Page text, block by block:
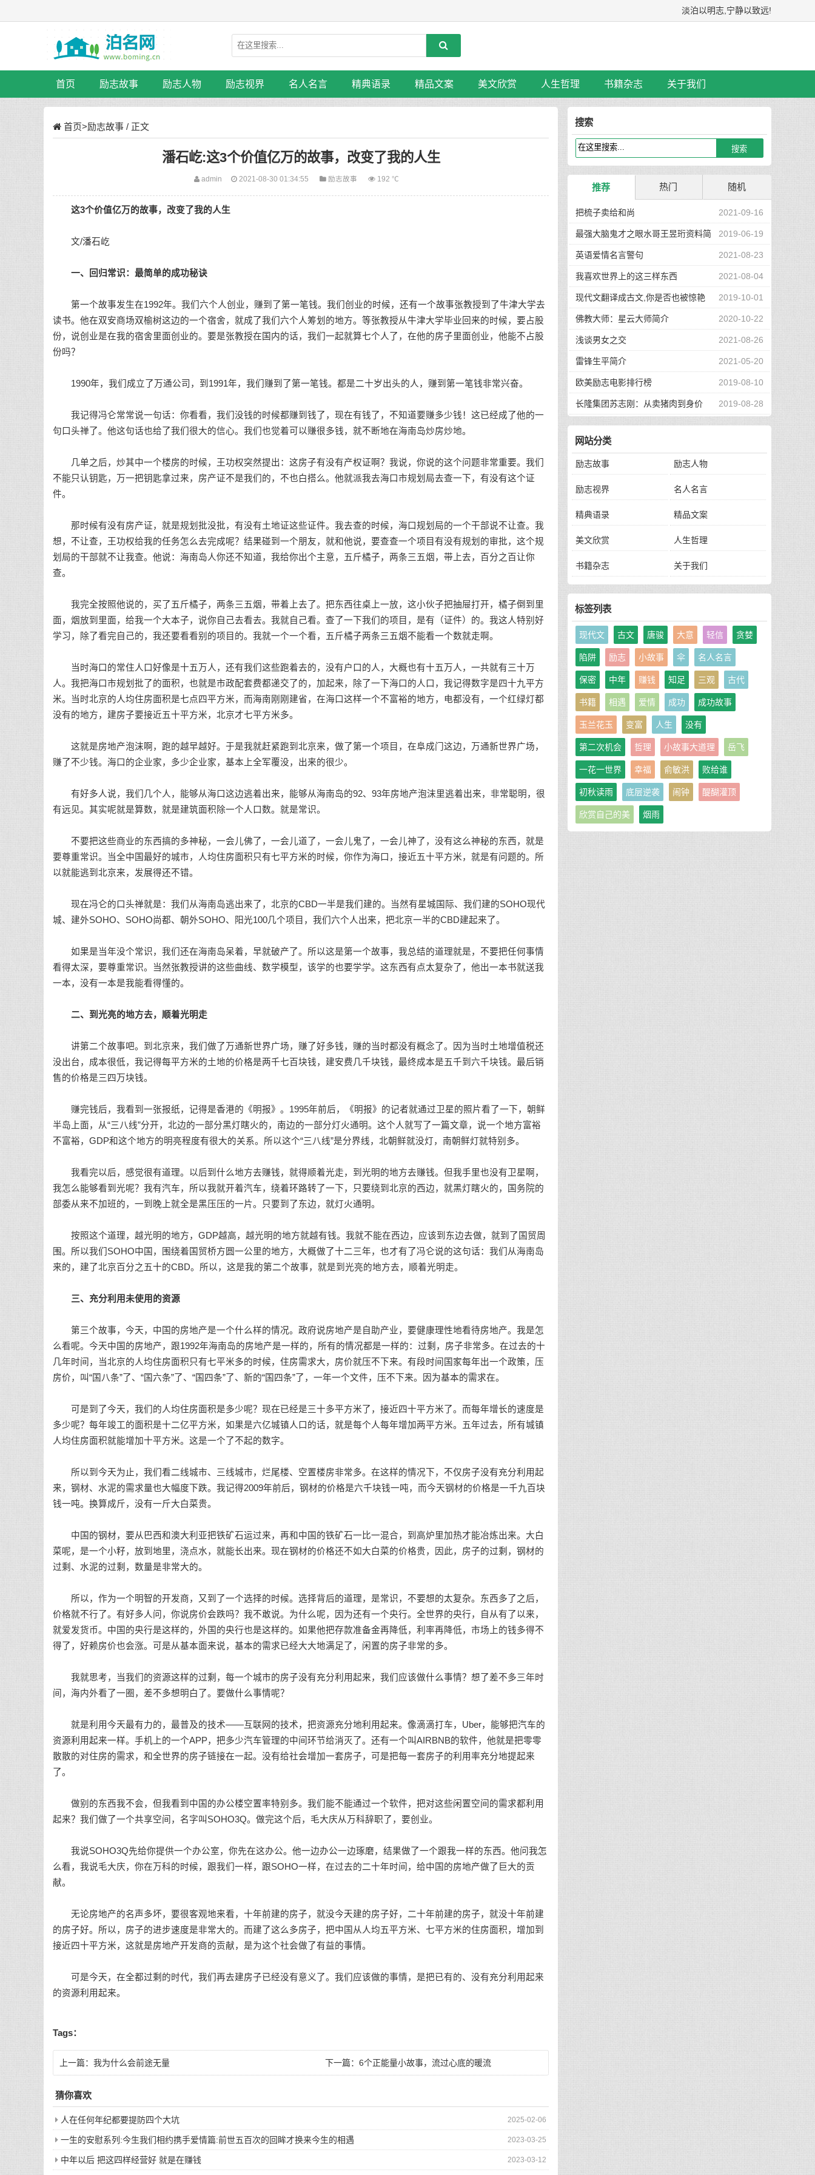
淡泊以明志,宁静以致远!
首页 励志故事 励志人物 励志视界 名人名言 精典语录 精品文案 美文欣赏 人生哲理 书籍杂志 关于我们
首页>励志故事 / 正文
潘石屹:这3个价值亿万的故事，改变了我的人生
admin 2021-08-30 01:34:55 励志故事 192 ℃
这3个价值亿万的故事，改变了我的人生
文/潘石屹
一、回归常识：最简单的成功秘诀
第一个故事发生在1992年。我们六个人创业，赚到了第一笔钱。我们创业的时候，还有一个故事张教授到了牛津大学去
读书。他在双安商场双榆树这边的一个宿舍，就成了我们六个人筹划的地方。等张教授从牛津大学毕业回来的时候，要占股
份，说创业是在我的宿舍里面创业的。要是张教授在国内的话，我们一起就算七个人了，在他的房子里面创业，他能不占股
份吗？
1990年，我们成立了万通公司，到1991年，我们赚到了第一笔钱。都是二十岁出头的人，赚到第一笔钱非常兴奋。
我记得冯仑常常说一句话：你看看，我们没钱的时候都赚到钱了，现在有钱了，不知道要赚多少钱！这已经成了他的一
句口头禅了。他这句话也给了我们很大的信心。我们也觉着可以赚很多钱，就不断地在海南岛炒房炒地。
几单之后，炒其中一个楼房的时候，王功权突然提出：这房子有没有产权证啊？我说，你说的这个问题非常重要。我们
不能只认钥匙，万一把钥匙拿过来，房产证不是我们的，不也白搭么。他就派我去海口市规划局去查一下，有没有这个证
件。
那时候有没有房产证，就是规划批没批，有没有土地证这些证件。我去查的时候，海口规划局的一个干部说不让查。我
想，不让查，王功权给我的任务怎么去完成呢？结果碰到一个朋友，就和他说，要查查一个项目有没有规划的审批，这个规
划局的干部就不让我查。他说：海南岛人你还不知道，我给你出个主意，五斤橘子，两条三五烟，带上去，百分之百让你
查。
我完全按照他说的，买了五斤橘子，两条三五烟，带着上去了。把东西往桌上一放，这小伙子把抽屉打开，橘子倒到里
面，烟放到里面，给我一个大本子，说你自己去看去。我就自己看。查了一下我们的项目，是有（证件）的。我这人特别好
学习，除了看完自己的，我还要看看别的项目的。我就一个一个看，五斤橘子两条三五烟不能看一个数就走啊。
当时海口的常住人口好像是十五万人，还有我们这些跑着去的，没有户口的人，大概也有十五万人，一共就有三十万
人。我把海口市规划批了的面积，也就是市政配套费都递交了的，加起来，除了一下海口的人口，我记得数字是四十九平方
米。当时北京的人均住房面积是七点四平方米，而海南刚刚建省，在海口这样一个不富裕的地方，电都没有，一个红绿灯都
没有的地方，建房子要接近五十平方米，北京才七平方米多。
这就是房地产泡沫啊，跑的越早越好。于是我就赶紧跑到北京来，做了第一个项目，在阜成门这边，万通新世界广场，
赚了不少钱。海口的企业家，多少企业家，基本上全军覆没，出来的很少。
有好多人说，我们几个人，能够从海口这边逃着出来，能够从海南岛的92、93年房地产泡沫里逃着出来，非常聪明，很
有远见。其实呢就是算数，就是建筑面积除一个人口数。就是常识。
不要把这些商业的东西搞的多神秘，一会儿佛了，一会儿道了，一会儿鬼了，一会儿神了，没有这么神秘的东西，就是
要尊重常识。当全中国最好的城市，人均住房面积只有七平方米的时候，你作为海口，接近五十平方米，就是有问题的。所
以就能逃到北京来，发展得还不错。
现在冯仑的口头禅就是：我们从海南岛逃出来了，北京的CBD一半是我们建的。当然有星城国际、我们建的SOHO现代
城、建外SOHO、SOHO尚都、朝外SOHO、阳光100几个项目，我们六个人出来，把北京一半的CBD建起来了。
如果是当年没个常识，我们还在海南岛呆着，早就破产了。所以这是第一个故事，我总结的道理就是，不要把任何事情
看得太深，要尊重常识。当然张教授讲的这些曲线、数学模型，该学的也要学学。这东西有点太复杂了，他出一本书就送我
一本，没有一本是我能看得懂的。
二、到光亮的地方去，顺着光明走
讲第二个故事吧。到北京来，我们做了万通新世界广场，赚了好多钱，赚的当时都没有概念了。因为当时土地增值税还
没出台，成本很低，我记得每平方米的土地的价格是两千七百块钱，建安费几千块钱，最终成本是五千到六千块钱。最后销
售的价格是三四万块钱。
赚完钱后，我看到一张报纸，记得是香港的《明报》。1995年前后，《明报》的记者就通过卫星的照片看了一下，朝鲜
半岛上面，从“三八线”分开，北边的一部分黑灯瞎火的，南边的一部分灯火通明。这个人就写了一篇文章，说一个地方富裕
不富裕，GDP和这个地方的明亮程度有很大的关系。所以这个“三八线”是分界线，北朝鲜就没灯，南朝鲜灯就特别多。
我看完以后，感觉很有道理。以后到什么地方去赚钱，就得顺着光走，到光明的地方去赚钱。但我手里也没有卫星啊，
我怎么能够看到光呢？我有汽车，所以我就开着汽车，绕着环路转了一下，只要绕到北京的西边，就黑灯瞎火的，国务院的
部委从来不加班的，一到晚上就全是黑压压的一片。只要到了东边，就灯火通明。
按照这个道理，越光明的地方，GDP越高，越光明的地方就越有钱。我就不能在西边，应该到东边去做，就到了国贸周
围。所以我们SOHO中国，围绕着国贸桥方圆一公里的地方，大概做了十二三年，也才有了冯仑说的这句话：我们从海南岛
来的，建了北京百分之五十的CBD。所以，这是我的第二个故事，就是到光亮的地方去，顺着光明走。
三、充分利用未使用的资源
第三个故事，今天，中国的房地产是一个什么样的情况。政府说房地产是自助产业，要健康理性地看待房地产。我是怎
么看呢。今天中国的房地产，跟1992年海南岛的房地产是一样的，所有的情况都是一样的：过剩，房子非常多。在过去的十
几年时间，当北京的人均住房面积只有七平米多的时候，住房需求大，房价就压不下来。有段时间国家每年出一个政策，压
房价，叫“国八条”了、“国六条”了、“国四条”了、新的“国四条”了，一年一个文件，压不下来。因为基本的需求在。
可是到了今天，我们的人均住房面积是多少呢？现在已经是三十多平方米了，接近四十平方米了。而每年增长的速度是
多少呢？每年竣工的面积是十二亿平方米，如果是六亿城镇人口的话，就是每个人每年增加两平方米。五年过去，所有城镇
人均住房面积就能增加十平方米。这是一个了不起的数字。
所以到今天为止，我们看二线城市、三线城市，烂尾楼、空置楼房非常多。在这样的情况下，不仅房子没有充分利用起
来，钢材、水泥的需求量也大幅度下跌。我记得2009年前后，钢材的价格是六千块钱一吨，而今天钢材的价格是一千九百块
钱一吨。换算成斤，没有一斤大白菜贵。
中国的钢材，要从巴西和澳大利亚把铁矿石运过来，再和中国的铁矿石一比一混合，到高炉里加热才能冶炼出来。大白
菜呢，是一个小籽，放到地里，浇点水，就能长出来。现在钢材的价格还不如大白菜的价格贵，因此，房子的过剩，钢材的
过剩、水泥的过剩，数量是非常大的。
所以，作为一个明智的开发商，又到了一个选择的时候。选择背后的道理，是常识，不要想的太复杂。东西多了之后，
价格就不行了。有好多人问，你说房价会跌吗？我不敢说。为什么呢，因为还有一个央行。全世界的央行，自从有了以来，
就爱发货币。中国的央行是这样的，外国的央行也是这样的。如果他把存款准备金再降低，利率再降低，市场上的钱多得不
得了，好赖房价也会涨。可是从基本面来说，基本的需求已经大大地满足了，闲置的房子非常的多。
我就思考，当我们的资源这样的过剩，每一个城市的房子没有充分利用起来，我们应该做什么事情？想了差不多三年时
间，海内外看了一圈，差不多想明白了。要做什么事情呢？
就是利用今天最有力的，最普及的技术——互联网的技术，把资源充分地利用起来。像滴滴打车，Uber，能够把汽车的
资源利用起来一样。手机上的一个APP，把多少汽车管理的中间环节给消灭了。还有一个叫AIRBNB的软件，他就是把零零
散散的对住房的需求，和全世界的房子链接在一起。没有给社会增加一套房子，可是把每一套房子的利用率充分地提起来
了。
做别的东西我不会，但我看到中国的办公楼空置率特别多。我们能不能通过一个软件，把对这些闲置空间的需求都利用
起来？我们做了一个共享空间，名字叫SOHO3Q。做完这个后，毛大庆从万科辞职了，要创业。
我说SOHO3Q先给你提供一个办公室，你先在这办公。他一边办公一边琢磨，结果做了一个跟我一样的东西。他问我怎
么看，我说毛大庆，你在万科的时候，跟我们一样，跟SOHO一样，在过去的二十年时间，给中国的房地产做了巨大的贡
献。
无论房地产的名声多坏，要很客观地来看，十年前建的房子，就没今天建的房子好，二十年前建的房子，就没十年前建
的房子好。所以，房子的进步速度是非常大的。而建了这么多房子，把中国从人均五平方米、七平方米的住房面积，增加到
接近四十平方米，这就是房地产开发商的贡献，是为这个社会做了有益的事情。
可是今天，在全都过剩的时代，我们再去建房子已经没有意义了。我们应该做的事情，是把已有的、没有充分利用起来
的资源利用起来。
Tags：
上一篇： 我为什么会前途无量 下一篇：6个正能量小故事，流过心底的暖流
猜你喜欢
2025-02-06
人在任何年纪都要提防四个大坑
2023-03-25
一生的安慰系列:今生我们相约携手爱情篇:前世五百次的回眸才换来今生的相遇
2023-03-12
中年以后 把这四样经营好 就是在赚钱
搜索
推荐 热门 随机
2021-09-16
把梳子卖给和尚
2019-06-19
最强大脑鬼才之眼水哥王昱珩资料简
介 2021-08-23
英语爱情名言警句
2021-08-04
我喜欢世界上的这三样东西
2019-10-01
现代文翻译成古文,你是否也被惊艳
到了 2020-10-22
佛教大师：星云大师简介
2021-08-26
浅谈男女之交
2021-05-20
雷锋生平简介
2019-08-10
欧美励志电影排行榜
2019-08-28
长隆集团苏志刚：从卖猪肉到身价
130亿，他的秘诀是？
网站分类
励志故事 励志人物
励志视界 名人名言
精典语录 精品文案
美文欣赏 人生哲理
书籍杂志 关于我们
标签列表
现代文 古文 唐骏 大意 轻信 贪婪
陷阱 励志 小故事 伞 名人名言
保密 中年 赚钱 知足 三观 古代
书籍 相遇 爱情 成功 成功故事
玉兰花玉 变富 人生 没有
第二次机会 哲理 小故事大道理 岳飞
一花一世界 幸福 俞敏洪 败给谁
初秋读雨 底层逆袭 闹钟 醍醐灌顶
欣赏自己的美 烟雨